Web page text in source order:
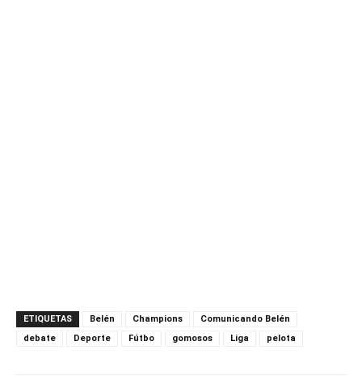
ETIQUETAS Belén Champions
Comunicando Belén
debate
Deporte Fútbo gomosos Liga pelota